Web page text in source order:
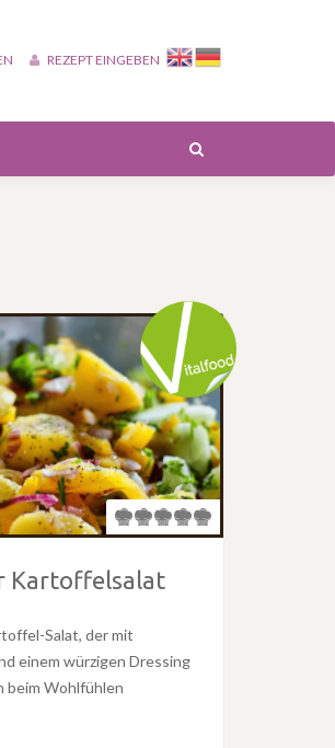
REZEPT EINGEBEN
Kartoffelsalat
Salat, der mit
einem würzigen Dressing
beim Wohlfühlen